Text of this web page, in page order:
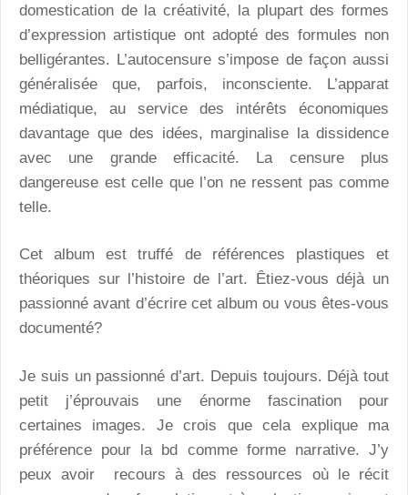
domestication de la créativité, la plupart des formes
d’expression artistique ont adopté des formules non
belligérantes. L’autocensure s’impose de façon aussi
généralisée que, parfois, inconsciente. L’apparat
médiatique, au service des intérêts économiques
davantage que des idées, marginalise la dissidence
avec une grande efficacité. La censure plus
dangereuse est celle que l’on ne ressent pas comme
telle.
Cet album est truffé de références plastiques et
théoriques sur l’histoire de l’art. Êtiez-vous déjà un
passionné avant d’écrire cet album ou vous êtes-vous
documenté?
Je suis un passionné d’art. Depuis toujours. Déjà tout
petit j’éprouvais une énorme fascination pour
certaines images. Je crois que cela explique ma
préférence pour la bd comme forme narrative. J’y
peux avoir recours à des ressources où le récit